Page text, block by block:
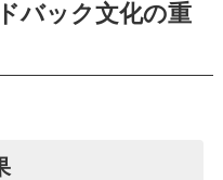
バック文化の重